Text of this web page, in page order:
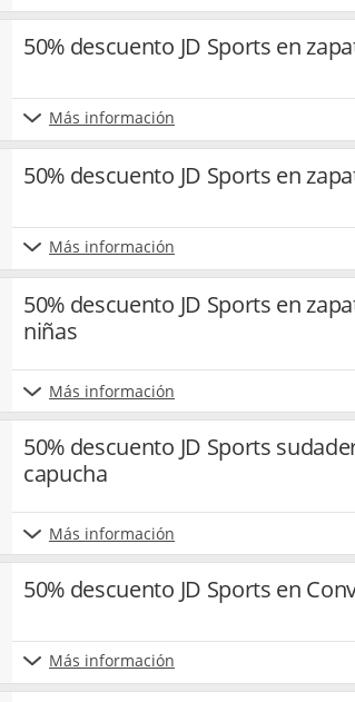
50% descuento JD Sports en
Más información
50% descuento JD Sports en
Más información
50% descuento JD Sports en
niñas
Más información
50% descuento JD Sports
capucha
Más información
50% descuento JD Sports en
Más información